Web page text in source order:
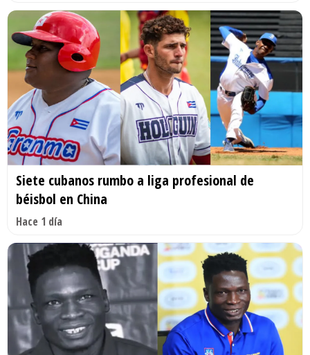
Siete cubanos rumbo a liga profesional de
béisbol en China
Hace 1 día